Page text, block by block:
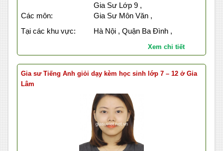
Gia Sư Lớp 9 ,
Các môn:
Gia Sư Môn Văn ,
Tại các khu vực:
Hà Nội , Quận Ba Đình ,
Xem chi tiết
Gia sư Tiếng Anh giỏi dạy kèm học sinh lớp 7 – 12 ở Gia
Lâm